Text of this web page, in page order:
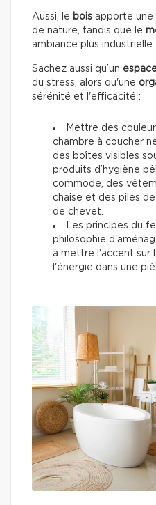
Aussi, le bois apporte une
de nature, tandis que le
ambiance plus industrielle
Sachez aussi qu’un
du stress, alors qu'une
sérénité et l'efficacité :
Mettre des
chambre à coucher
des boîtes visibles
produits d’hygiène
commode, des
chaise et des piles
de chevet.
Les principes du
philosophie
à mettre l'accent sur
l'énergie dans une